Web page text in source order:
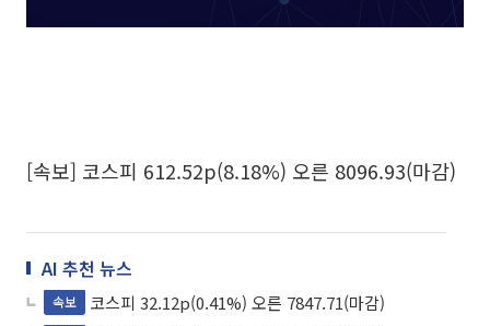
[속보] 코스피 612.52p(8.18%) 오른 8096.93(마감)
AI 추천 뉴스
속보 코스피 32.12p(0.41%) 오른 7847.71(마감)